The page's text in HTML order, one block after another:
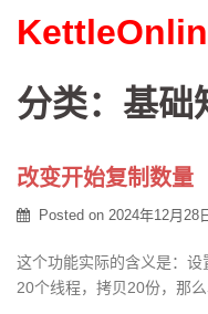
分类：基础
改变开始复制数量
Posted on 2024年12月28
这个功能实际的含义是：
20个线程，拷贝20份，那